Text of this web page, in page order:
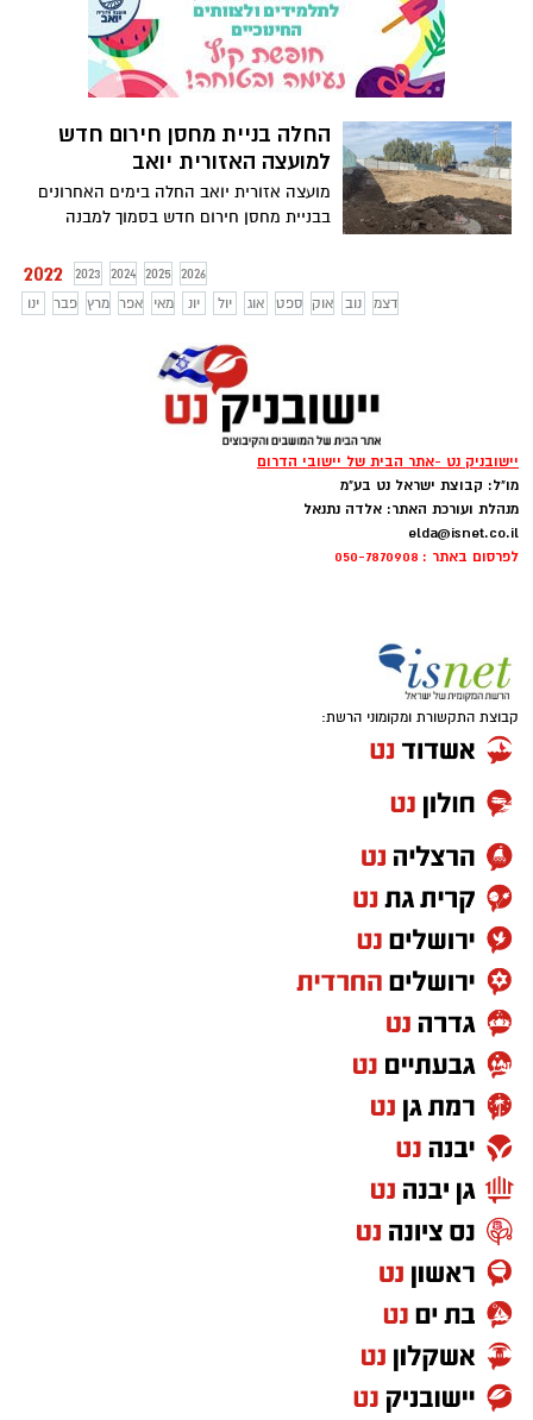
היישובים לרשת הסיבים האופטיים.
החלה בניית מחסן חירום חדש
למועצה האזורית יואב
מועצה אזורית יואב החלה בימים האחרונים
בבניית מחסן חירום חדש בסמוך למבנה
המועצתי הכולל בין השאר: גנרטורים, מיכלי
מים נגררים, עגלות תאורת חירום, חפ"ק, עגלת
חילוץ קל וציוד חירום נוסף.
2022 2023 2024 2025
2026
ינו
פבר מרץ אפר מאי יונ יול אוג ספט אוק נוב דצמ
יישובניק נט -אתר הבית של יישובי הדרום
מו"ל: קבוצת ישראל נט בע"מ
מנהלת ועורכת האתר: אלדה נתנאל
elda@isnet.co.il
לפרסום באתר : 050-7870908
קבוצת התקשורת ומקומוני הרשת: